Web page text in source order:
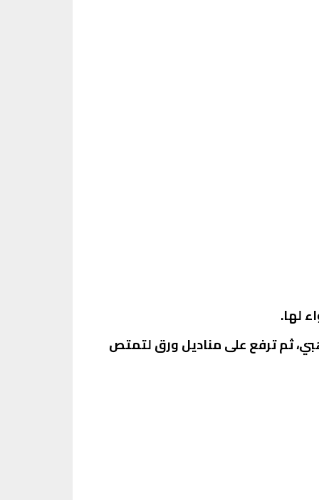
لها.
ثم ترفع على مناديل ورق لتمتص